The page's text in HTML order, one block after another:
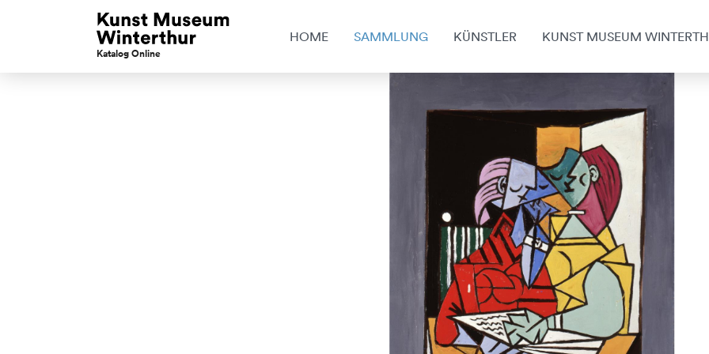
Katalog Online
HOME SAMMLUNG KÜNSTLER KUNST MUSEUM